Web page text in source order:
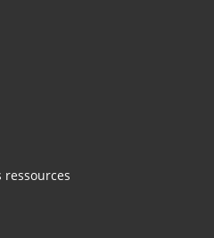
ressources